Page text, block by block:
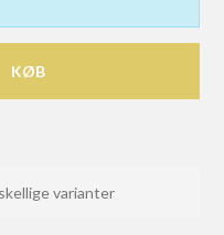
KØB
varianter